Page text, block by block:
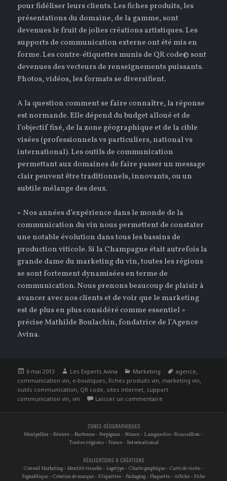
pour fidéliser leurs clients. Les fiches produits, les
présentations du domaine, de la gamme, sont
devenues le fruit de jolies créations artistiques. Les
supports de communication externe ont été mis en
forme. Les contre-étiquettes munis de QR code© sont
devenues des vecteurs de renseignements puissants.
Photos, vidéos, les formats se diversifient.
A la question comment se faire connaître, la réponse
est normande. Elle dépend du budget alloué et de
l’objectif fixé, de la zone géographique et de la cible
visées (professionnels vs particuliers, national vs
international). Les outils de communication
permettant aux domaines de faire passer un message
clair peuvent être traditionnels, innovants, ou un
subtile mélange des deux.
« Nos années d’expérience dans le monde de la
communication du vin nous permettent de constater
une notable évolution dans tous les bassins de
production viticole. Si la Champagne était autrefois la
grande dame du marketing du vin, toutes les régions
se sont fortement dynamisées en terme de
communication. Nous prenons beaucoup de plaisir à
avancer avec nos clients et de voir que le marketing
est de plus en plus considéré comme essentiel »
précise Mathilde Boulachin, fondatrice de l’Agence
Avina.
Publié
le
6 mai 2013 Auteur
Les Experts Avina Catégories
Marketing Étiquettes
agence,
communication vin, e-boutiques,fiches produits vin, marketing vin,
outils communication, QR code, sites internet, support
communication vin,vin Laisser un commentaire
ZONES GÉOGRAPHIQUES
Montpellier - Béziers –Narbonne - Perpignan –Nimes - Languedoc-Roussillon -
Toutes régions - France- International
RÉALISATIONS & CRÉATIONS
Conseil Marketing- Identité visuelle- Logotype- Charte graphique- Carte de visite-
Signalétique - Création de marque - Etiquettes - Packaging - Plaquette - Affiche - Fiche